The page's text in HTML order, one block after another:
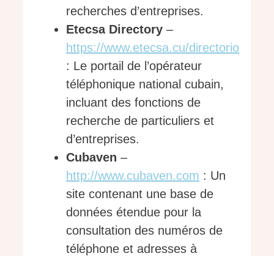
recherches d’entreprises.
Etecsa Directory –
https://www.etecsa.cu/directorio
: Le portail de l’opérateur
téléphonique national cubain,
incluant des fonctions de
recherche de particuliers et
d’entreprises.
Cubaven –
http://www.cubaven.com : Un
site contenant une base de
données étendue pour la
consultation des numéros de
téléphone et adresses à